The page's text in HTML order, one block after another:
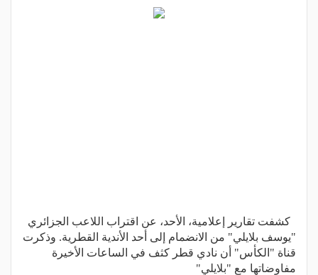
كشفت تقارير إعلامية، الأحد، عن اقتراب اللاعب الجزائري
"يوسف بلايلي" من الانضمام إلى أحد الأندية القطرية. وذكرت
قناة "الكأس" أن نادي قطر كثف في الساعات الأخيرة
مفاوضاتها مع "بلايلي"